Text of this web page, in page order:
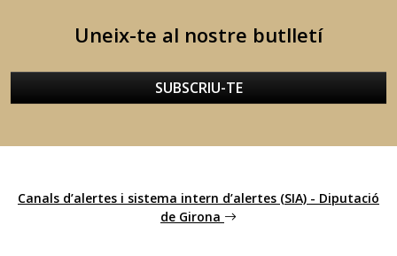
Uneix-te al nostre butlletí
SUBSCRIU-TE
Canals d’alertes i sistema intern d’alertes (SIA) - Diputació
de Girona